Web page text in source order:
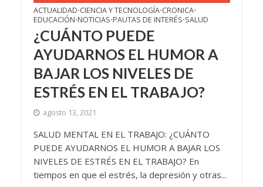
ACTUALIDAD•CIENCIA Y TECNOLOGÍA•CRONICA•
EDUCACIÓN•NOTICIAS•PAUTAS DE INTERÉS•SALUD
¿CUÁNTO PUEDE
AYUDARNOS EL HUMOR A
BAJAR LOS NIVELES DE
ESTRÉS EN EL TRABAJO?
agosto 13, 2021
SALUD MENTAL EN EL TRABAJO: ¿CUÁNTO
PUEDE AYUDARNOS EL HUMOR A BAJAR LOS
NIVELES DE ESTRÉS EN EL TRABAJO? En
tiempos en que el estrés, la depresión y otras...